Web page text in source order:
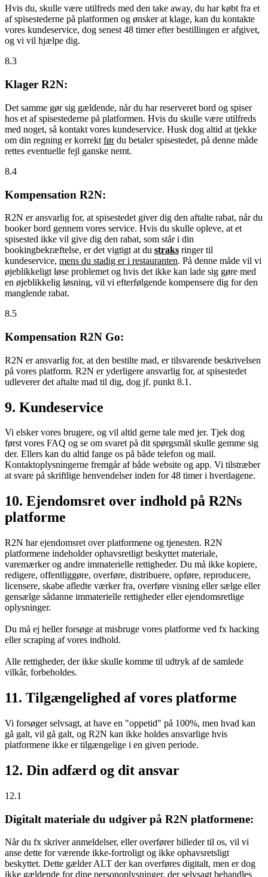
Hvis du, skulle være utilfreds med den take away, du har købt fra et
af spisestederne på platformen og ønsker at klage, kan du kontakte
vores kundeservice, dog senest 48 timer efter bestillingen er afgivet,
og vi vil hjælpe dig.
8.3
Klager R2N:
Det samme gør sig gældende, når du har reserveret bord og spiser
hos et af spisestederne på platformen. Hvis du skulle være utilfreds
med noget, så kontakt vores kundeservice. Husk dog altid at tjekke
om din regning er korrekt førdu betaler spisestedet, på denne måde
rettes eventuelle fejl ganske nemt.
8.4
Kompensation R2N:
R2N er ansvarlig for, at spisestedet giver dig den aftalte rabat, når du
booker bord gennem vores service. Hvis du skulle opleve, at et
spisested ikke vil give dig den rabat, som står i din
bookingbekræftelse, er det vigtigt at du straks ringer til
kundeservice, mens du stadig er i restauranten. På denne måde vil vi
øjeblikkeligt løse problemet og hvis det ikke kan lade sig gøre med
en øjeblikkelig løsning, vil vi efterfølgende kompensere dig for den
manglende rabat.
8.5
Kompensation R2N Go:
R2N er ansvarlig for, at den bestilte mad, er tilsvarende beskrivelsen
på vores platform. R2N er yderligere ansvarlig for, at spisestedet
udleverer det aftalte mad til dig, dog jf. punkt 8.1.
9. Kundeservice
Vi elsker vores brugere, og vil altid gerne tale med jer. Tjek dog
først vores FAQ og se om svaret på dit spørgsmål skulle gemme sig
der. Ellers kan du altid fange os på både telefon og mail.
Kontaktoplysningerne fremgår af både website og app. Vi tilstræber
at svare på skriftlige henvendelser inden for 48 timer i hverdagene.
10. Ejendomsret over indhold på R2Ns
platforme
R2N har ejendomsret over platformene og tjenesten. R2N
platformene indeholder ophavsretligt beskyttet materiale,
varemærker og andre immaterielle rettigheder. Du må ikke kopiere,
redigere, offentliggøre, overføre, distribuere, opføre, reproducere,
licensere, skabe afledte værker fra, overføre visning eller sælge eller
gensælge sådanne immaterielle rettigheder eller ejendomsretlige
oplysninger.
Du må ej heller forsøge at misbruge vores platforme ved fx hacking
eller scraping af vores indhold.
Alle rettigheder, der ikke skulle komme til udtryk af de samlede
vilkår, forbeholdes.
11. Tilgængelighed af vores platforme
Vi forsøger selvsagt, at have en "oppetid" på 100%, men hvad kan
gå galt, vil gå galt, og R2N kan ikke holdes ansvarlige hvis
platformene ikke er tilgængelige i en given periode.
12. Din adfærd og dit ansvar
12.1
Digitalt materiale du udgiver på R2N platformene:
Når du fx skriver anmeldelser, eller overfører billeder til os, vil vi
anse dette for værende ikke-fortroligt og ikke ophavsretsligt
beskyttet. Dette gælder ALT der kan overføres digitalt, men er dog
ikke gældende for dine personoplysninger, der selvsagt behandles